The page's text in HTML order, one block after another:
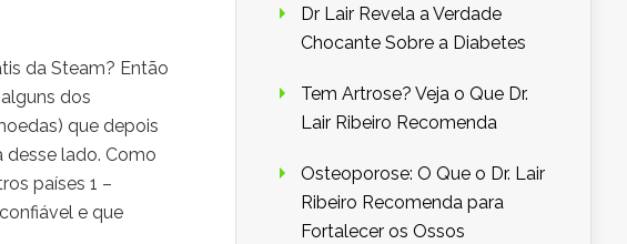
da Steam? Então
dos
que depois
lado. Como
países 1 –
e que
Dr Lair Revela a Verdade
Chocante Sobre a Diabetes
Tem Artrose? Veja o Que Dr.
Lair Ribeiro Recomenda
Osteoporose: O Que o Dr. Lair
Ribeiro Recomenda para
Fortalecer os Ossos